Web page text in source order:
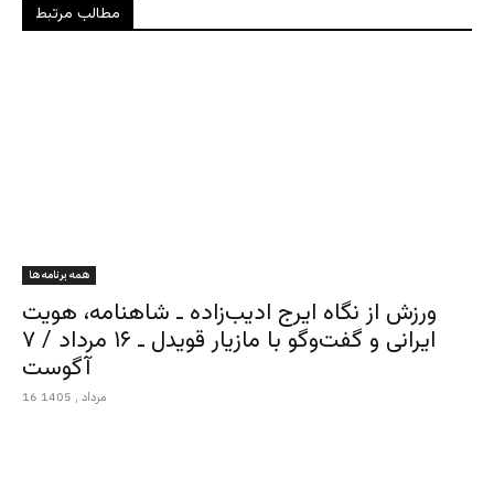
مطالب مرتبط
همه برنامه ها
ورزش از نگاه ایرج ادیب‌زاده ـ شاهنامه، هویت
ایرانی و گفت‌وگو با مازیار قویدل ـ ۱۶ مرداد / ۷
آگوست
16 مرداد , 1405